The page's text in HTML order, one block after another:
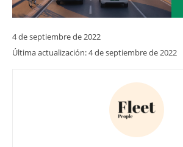
4 de septiembre de 2022
Última actualización:4 de septiembre de 2022